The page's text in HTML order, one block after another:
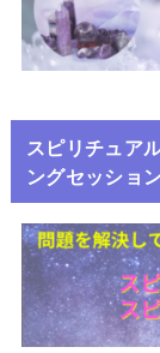
スピリチュア
ングセッション